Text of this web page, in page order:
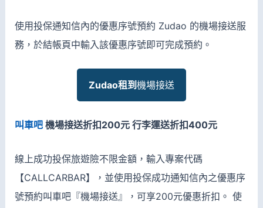
使用投保通知信內的優惠序號預約 Zudao 的機場接送服
務，於結帳頁中輸入該優惠序號即可完成預約。
Zudao租到機場接送
叫車吧 機場接送折扣200元 行李運送折扣400元
線上成功投保旅遊險不限金額，輸入專案代碼
【CALLCARBAR】，並使用投保成功通知信內之優惠序
號預約叫車吧『機場接送』，可享200元優惠折扣。 使